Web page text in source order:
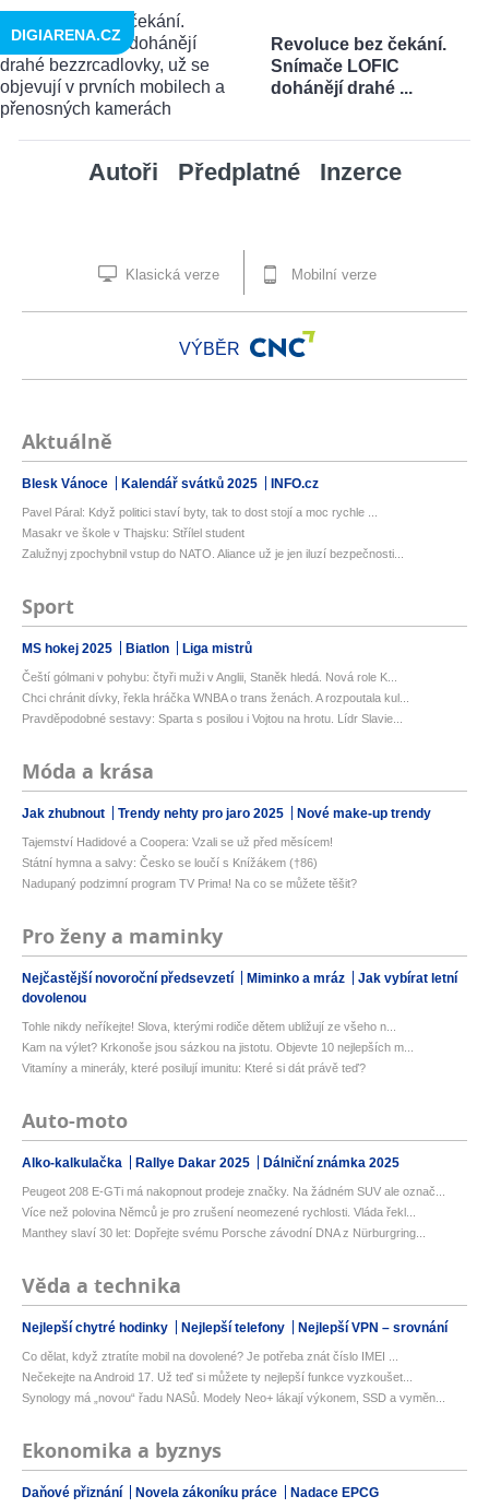
Revoluce bez čekání.
Snímače LOFIC
dohánějí drahé ...
DIGIARENA.CZ
Autoři Předplatné Inzerce
Klasická verze Mobilní verze
VÝBĚR
Aktuálně
Blesk Vánoce Kalendář svátků 2025 INFO.cz
Pavel Páral: Když politici staví byty, tak to dost stojí a moc rychle ...
Masakr ve škole v Thajsku: Střílel student
Zalužnyj zpochybnil vstup do NATO. Aliance už je jen iluzí bezpečnosti...
Sport
MS hokej 2025 Biatlon Liga mistrů
Čeští gólmani v pohybu: čtyři muži v Anglii, Staněk hledá. Nová role K...
Chci chránit dívky, řekla hráčka WNBA o trans ženách. A rozpoutala kul...
Pravděpodobné sestavy: Sparta s posilou i Vojtou na hrotu. Lídr Slavie...
Móda a krása
Jak zhubnout Trendy nehty pro jaro 2025 Nové make-up trendy
Tajemství Hadidové a Coopera: Vzali se už před měsícem!
Státní hymna a salvy: Česko se loučí s Knížákem (†86)
Nadupaný podzimní program TV Prima! Na co se můžete těšit?
Pro ženy a maminky
Nejčastější novoroční předsevzetí Miminko a mráz
Jak vybírat letní
dovolenou
Tohle nikdy neříkejte! Slova, kterými rodiče dětem ubližují ze všeho n...
Kam na výlet? Krkonoše jsou sázkou na jistotu. Objevte 10 nejlepších m...
Vitamíny a minerály, které posilují imunitu: Které si dát právě teď?
Auto-moto
Alko-kalkulačka Rallye Dakar 2025 Dálniční známka 2025
Peugeot 208 E-GTi má nakopnout prodeje značky. Na žádném SUV ale označ...
Více než polovina Němců je pro zrušení neomezené rychlosti. Vláda řekl...
Manthey slaví 30 let: Dopřejte svému Porsche závodní DNA z Nürburgring...
Věda a technika
Nejlepší chytré hodinky Nejlepší telefony Nejlepší VPN – srovnání
Co dělat, když ztratíte mobil na dovolené? Je potřeba znát číslo IMEI ...
Nečekejte na Android 17. Už teď si můžete ty nejlepší funkce vyzkoušet...
Synology má „novou“ řadu NASů. Modely Neo+ lákají výkonem, SSD a vyměn...
Ekonomika a byznys
Daňové přiznání Novela zákoníku práce Nadace EPCG